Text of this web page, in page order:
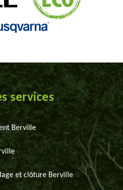
services
Berville
et clôture Berville